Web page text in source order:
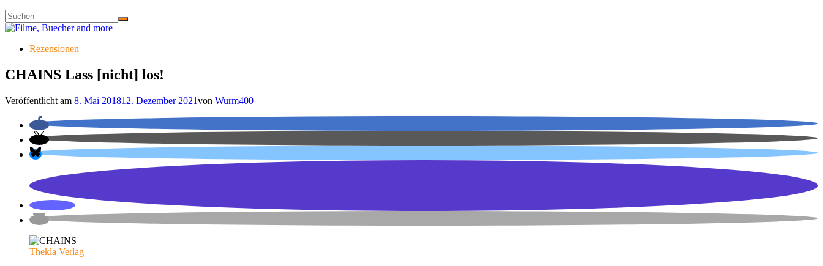
Rezensionen
CHAINS Lass [nicht] los!
Veröffentlicht am 8. Mai 201812. Dezember 2021von Wurm400
Thekla Verlag